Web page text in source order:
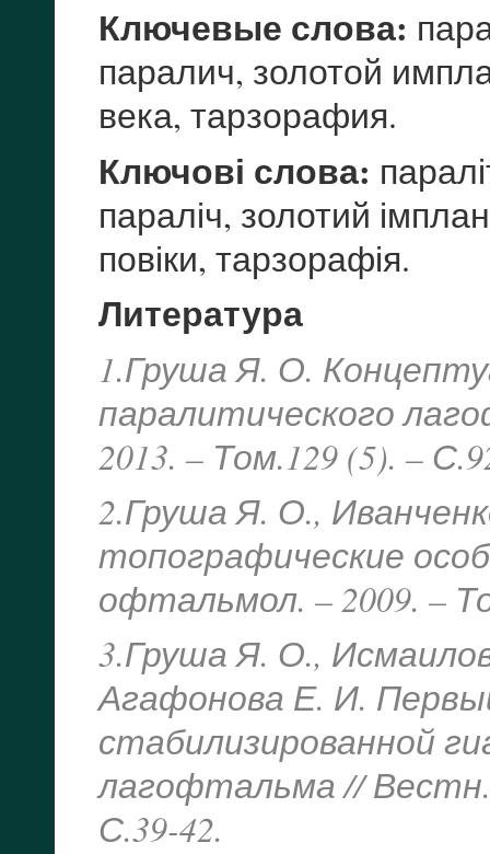
Ключевые слова:
паралич, золотой
века, тарзорафия.
Ключові слова:
параліч, золотий
повіки, тарзорафія.
Литература
1.Груша Я. О.
паралитического
2013. – Том.129 (5). –
2.Груша Я. О.,
топографические
офтальмол. – 2009. –
3.Груша Я. О.,
Агафонова Е. И.
стабилизированной
лагофтальма // Вестн.
С.39-42.